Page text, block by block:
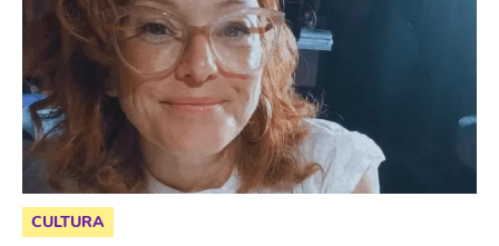
CULTURA